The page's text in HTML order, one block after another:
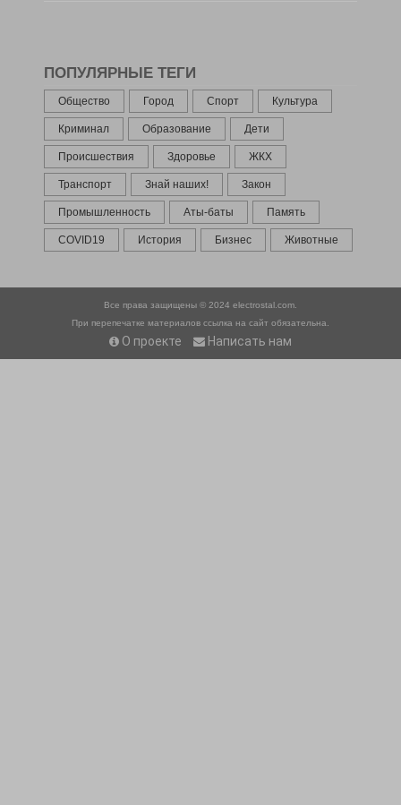
ПОПУЛЯРНЫЕ ТЕГИ
Общество Город Спорт Культура
Криминал Образование Дети
Происшествия Здоровье ЖКХ
Транспорт Знай наших! Закон
Промышленность Аты-баты Память
COVID19 История Бизнес Животные
Все права защищены © 2024 electrostal.com.
При перепечатке материалов ссылка на сайт обязательна.
О проекте Написать нам